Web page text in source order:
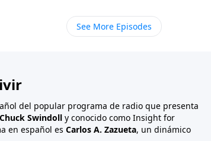
See More Episodes
del popular programa de radio que presenta
Swindoll y conocido como Insight for
en español es Carlos A. Zazueta, un dinámico